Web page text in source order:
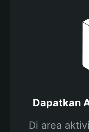
Dapatkan
Di area